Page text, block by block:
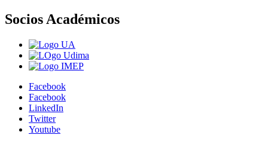
Socios Académicos
Facebook
Facebook
LinkedIn
Twitter
Youtube